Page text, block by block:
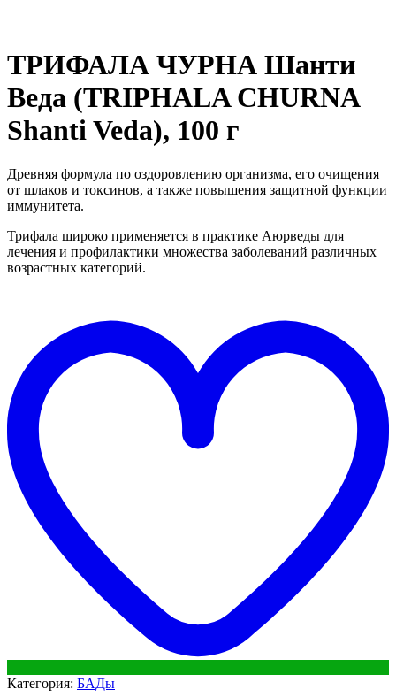
ТРИФАЛА ЧУРНА Шанти
Веда (TRIPHALA CHURNA
Shanti Veda), 100 г
Древняя формула по оздоровлению организма, его очищения
от шлаков и токсинов, а также повышения защитной функции
иммунитета.
Трифала широко применяется в практике Аюрведы для
лечения и профилактики множества заболеваний различных
возрастных категорий.
Категория: БАДы